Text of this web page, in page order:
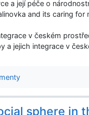
a její péče o
and its caring for
v českém
jejich integrace v
sphere in